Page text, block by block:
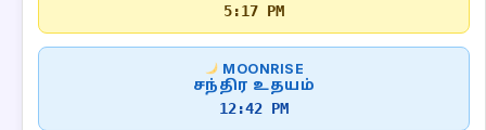
5:17 PM
MOONRISE
சந்திர உதயம்
12:42 PM